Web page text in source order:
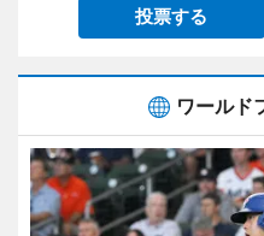
投票する
ワールド